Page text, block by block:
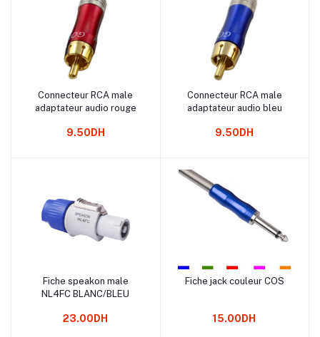
Ajouter au panier
Connecteur RCA male
adaptateur audio rouge
9.50DH
Ajouter au panier
Connecteur RCA male
adaptateur audio bleu
9.50DH
Ajouter au panier
Fiche speakon male
NL4FC BLANC/BLEU
23.00DH
Ajouter au panier
Fiche jack couleur COS
15.00DH